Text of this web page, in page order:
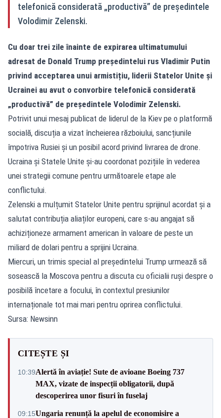
telefonică considerată „productivă” de președintele
Volodimir Zelenski.
Cu doar trei zile înainte de expirarea ultimatumului
adresat de Donald Trump președintelui rus Vladimir Putin
privind acceptarea unui armistițiu, liderii Statelor Unite și
Ucrainei au avut o convorbire telefonică considerată
„productivă” de președintele Volodimir Zelenski.
Potrivit unui mesaj publicat de liderul de la Kiev pe o platformă
socială, discuția a vizat încheierea războiului, sancțiunile
împotriva Rusiei și un posibil acord privind livrarea de drone.
Ucraina și Statele Unite și-au coordonat pozițiile în vederea
unei strategii comune pentru următoarele etape ale
conflictului.
Zelenski a mulțumit Statelor Unite pentru sprijinul acordat și a
salutat contribuția aliaților europeni, care s-au angajat să
achiziționeze armament american în valoare de peste un
miliard de dolari pentru a sprijini Ucraina.
Miercuri, un trimis special al președintelui Trump urmează să
sosească la Moscova pentru a discuta cu oficialii ruși despre o
posibilă încetare a focului, în contextul presiunilor
internaționale tot mai mari pentru oprirea conflictului.
Sursa: Newsinn
CITEȘTE ȘI
10:39Alertă în aviație! Sute de avioane Boeing 737
MAX, vizate de inspecții obligatorii, după
descoperirea unor fisuri în fuselaj
09:15Ungaria renunță la apelul de economisire a